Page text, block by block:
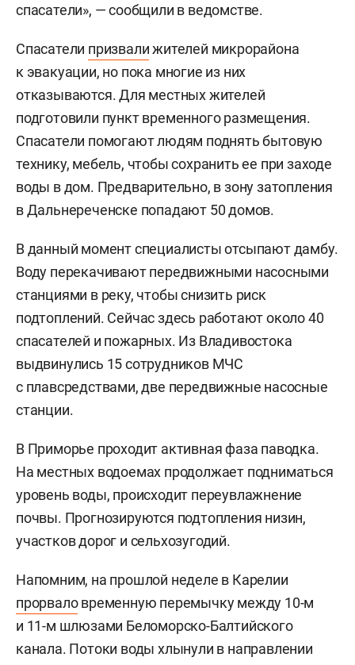
спасатели», — сообщили в ведомстве.
Спасатели призвалижителей микрорайона
к эвакуации, но пока многие из них
отказываются.Для местных жителей
подготовили пункт временного размещения.
Спасатели помогают людям поднять бытовую
технику, мебель, чтобы сохранить ее при заходе
воды в дом. Предварительно, в зону затопления
в Дальнереченске попадают 50 домов.
В данный момент специалисты отсыпают дамбу.
Воду перекачивают передвижными насосными
станциями в реку, чтобы снизить риск
подтоплений. Сейчас здесь работают около 40
спасателей и пожарных. Из Владивостока
выдвинулись 15 сотрудников МЧС
с плавсредствами, две передвижные насосные
станции.
В Приморье проходит активная фаза паводка.
На местных водоемах продолжает подниматься
уровень воды, происходит переувлажнение
почвы. Прогнозируются подтопления низин,
участков дорог и сельхозугодий.
Напомним, на прошлой неделе в Карелии
прорваловременную перемычку между 10-м
и 11-м шлюзами Беломорско-Балтийского
канала. Потоки воды хлынули в направлении